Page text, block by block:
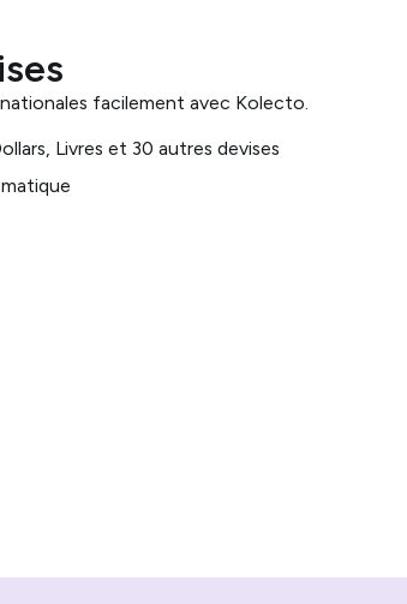
facilement avec Kolecto.
Livres et 30 autres devises